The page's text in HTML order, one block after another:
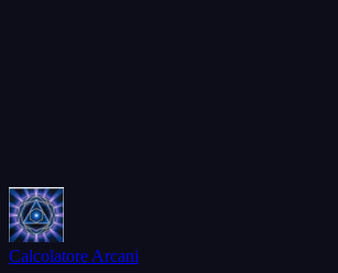
Calcolatore Arcani